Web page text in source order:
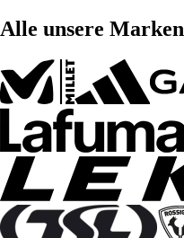
Alle unsere Marken